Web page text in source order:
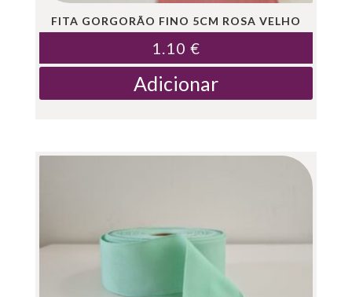
FITA GORGORÃO FINO 5CM ROSA VELHO
1.10 €
Adicionar